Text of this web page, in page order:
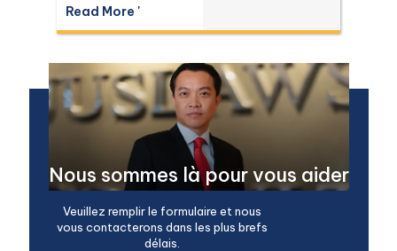
Nous sommes là pour vous aider
Veuillez remplir le formulaire et nous
vous contacterons dans les plus brefs
délais.
Read More '